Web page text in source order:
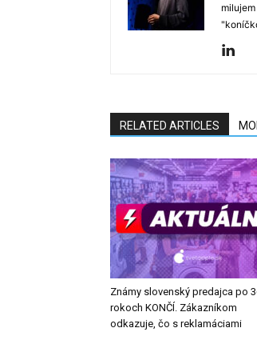
RELATED ARTICLES
Známy slovenský predajca po
rokoch KONČÍ. Zákazníkom
odkazuje, čo s reklamáciami